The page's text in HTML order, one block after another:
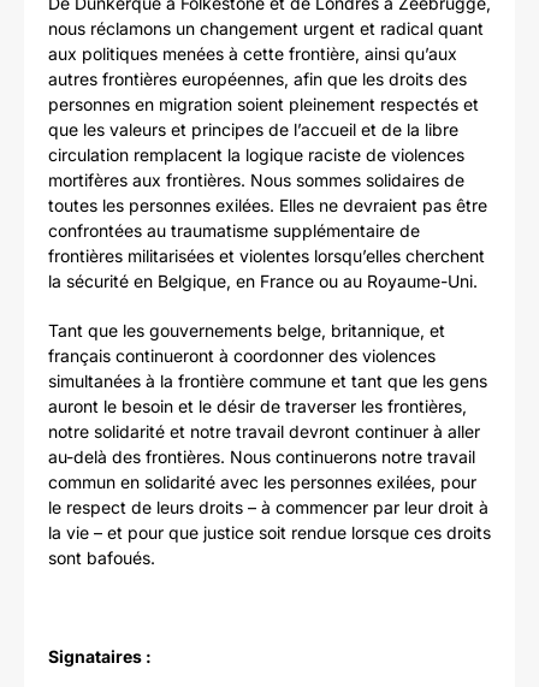
nous réclamons un changement urgent et radical quant
aux politiques menées à cette frontière, ainsi qu’aux
autres frontières européennes, afin que les droits des
personnes en migration soient pleinement respectés et
que les valeurs et principes de l’accueil et de la libre
circulation remplacent la logique raciste de violences
mortifères aux frontières. Nous sommes solidaires de
toutes les personnes exilées. Elles ne devraient pas être
confrontées au traumatisme supplémentaire de
frontières militarisées et violentes lorsqu’elles cherchent
la sécurité en Belgique, en France ou au Royaume-Uni.
Tant que les gouvernements belge, britannique, et
français continueront à coordonner des violences
simultanées à la frontière commune et tant que les gens
auront le besoin et le désir de traverser les frontières,
notre solidarité et notre travail devront continuer à aller
au-delà des frontières. Nous continuerons notre travail
commun en solidarité avec les personnes exilées, pour
le respect de leurs droits – à commencer par leur droit à
la vie – et pour que justice soit rendue lorsque ces droits
sont bafoués.
Signataires :